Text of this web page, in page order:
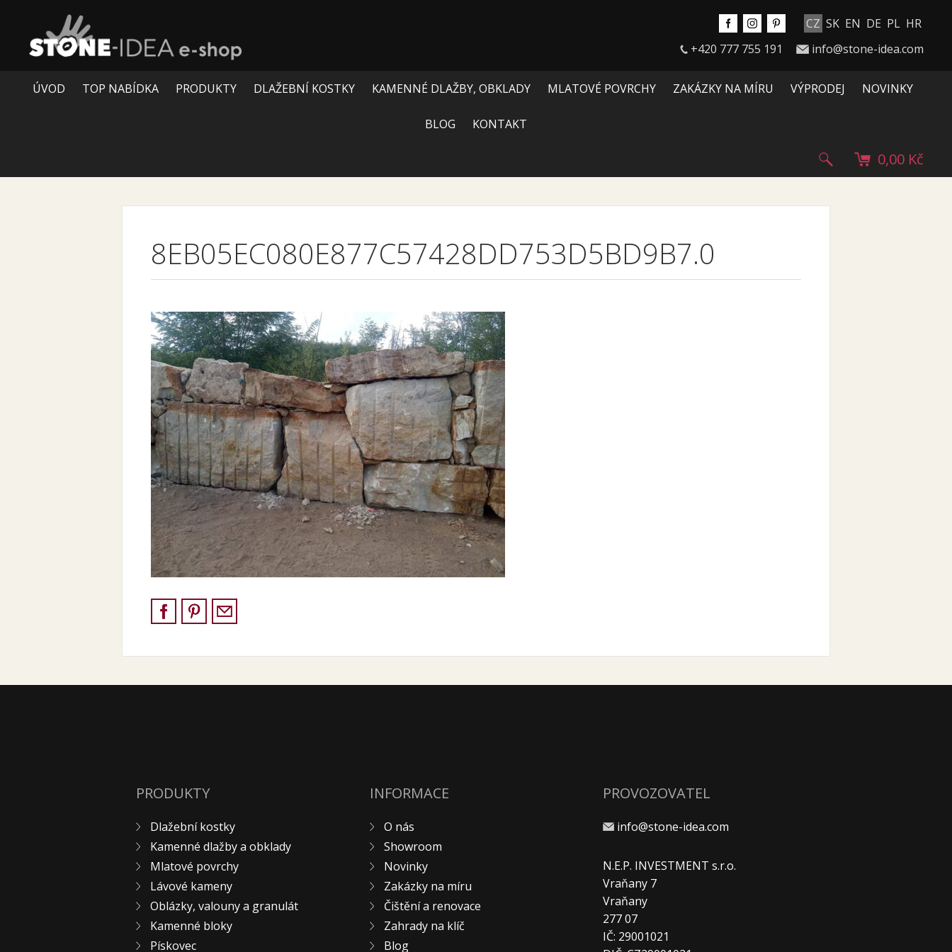
CZ SK EN DE PL HR
+420 777 755 191
info@stone-idea.com
ÚVOD TOP NABÍDKA PRODUKTY DLAŽEBNÍ KOSTKY KAMENNÉ DLAŽBY, OBKLADY MLATOVÉ POVRCHY ZAKÁZKY NA MÍRU VÝPRODEJ NOVINKY
BLOG KONTAKT
0,00 Kč
8EB05EC080E877C57428DD753D5BD9B7.0
PRODUKTY
Dlažební kostky
Kamenné dlažby a obklady
Mlatové povrchy
Lávové kameny
Oblázky, valouny a granulát
Kamenné bloky
Pískovec
INFORMACE
O nás
Showroom
Novinky
Zakázky na míru
Čištění a renovace
Zahrady na klíč
Blog
PROVOZOVATEL
info@stone-idea.com
N.E.P. INVESTMENT s.r.o.
Vraňany 7
Vraňany
277 07
IČ: 29001021